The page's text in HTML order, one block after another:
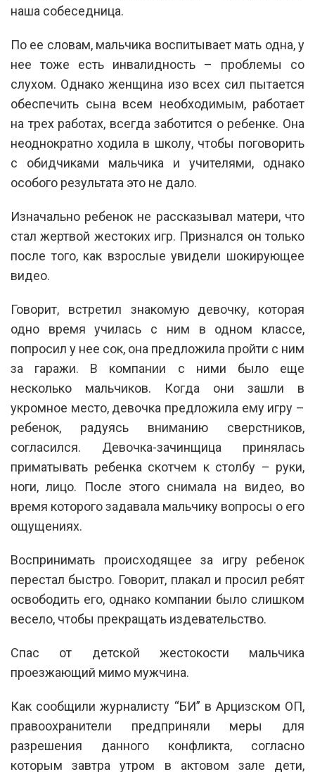
наша собеседница.
По ее словам, мальчика воспитывает мать одна, у
нее тоже есть инвалидность – проблемы со
слухом. Однако женщина изо всех сил пытается
обеспечить сына всем необходимым, работает
на трех работах, всегда заботится о ребенке. Она
неоднократно ходила в школу, чтобы поговорить
с обидчиками мальчика и учителями, однако
особого результата это не дало.
Изначально ребенок не рассказывал матери, что
стал жертвой жестоких игр. Признался он только
после того, как взрослые увидели шокирующее
видео.
Говорит, встретил знакомую девочку, которая
одно время училась с ним в одном классе,
попросил у нее сок, она предложила пройти с ним
за гаражи. В компании с ними было еще
несколько мальчиков. Когда они зашли в
укромное место, девочка предложила ему игру –
ребенок, радуясь вниманию сверстников,
согласился. Девочка-зачинщица принялась
приматывать ребенка скотчем к столбу – руки,
ноги, лицо. После этого снимала на видео, во
время которого задавала мальчику вопросы о его
ощущениях.
Воспринимать происходящее за игру ребенок
перестал быстро. Говорит, плакал и просил ребят
освободить его, однако компании было слишком
весело, чтобы прекращать издевательство.
Спас от детской жестокости мальчика
проезжающий мимо мужчина.
Как сообщили журналисту “БИ” в Арцизском ОП,
правоохранители предприняли меры для
разрешения данного конфликта, согласно
которым завтра утром в актовом зале дети,